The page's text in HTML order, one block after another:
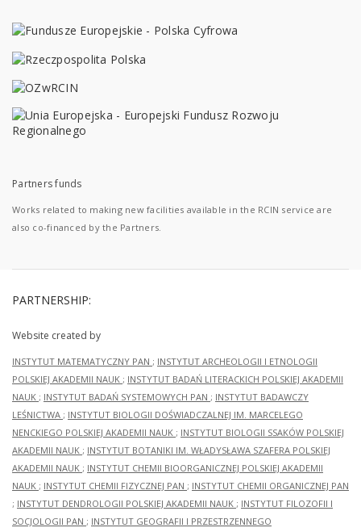
Partners funds
Works related to making new facilities available in the RCIN service are
also co-financed by the Partners.
PARTNERSHIP:
Website created by
INSTYTUT MATEMATYCZNY PAN ; INSTYTUT ARCHEOLOGII I ETNOLOGII
POLSKIEJ AKADEMII NAUK ; INSTYTUT BADAŃ LITERACKICH POLSKIEJ AKADEMII
NAUK ; INSTYTUT BADAŃ SYSTEMOWYCH PAN ; INSTYTUT BADAWCZY
LEŚNICTWA ; INSTYTUT BIOLOGII DOŚWIADCZALNEJ IM. MARCELEGO
NENCKIEGO POLSKIEJ AKADEMII NAUK ; INSTYTUT BIOLOGII SSAKÓW POLSKIEJ
AKADEMII NAUK ; INSTYTUT BOTANIKI IM. WŁADYSŁAWA SZAFERA POLSKIEJ
AKADEMII NAUK ; INSTYTUT CHEMII BIOORGANICZNEJ POLSKIEJ AKADEMII
NAUK ; INSTYTUT CHEMII FIZYCZNEJ PAN ; INSTYTUT CHEMII ORGANICZNEJ PAN
; INSTYTUT DENDROLOGII POLSKIEJ AKADEMII NAUK ; INSTYTUT FILOZOFII I
SOCJOLOGII PAN ; INSTYTUT GEOGRAFII I PRZESTRZENNEGO